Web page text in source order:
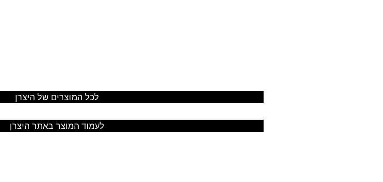
לכל המוצרים של היצרן
לעמוד המוצר באתר היצרן